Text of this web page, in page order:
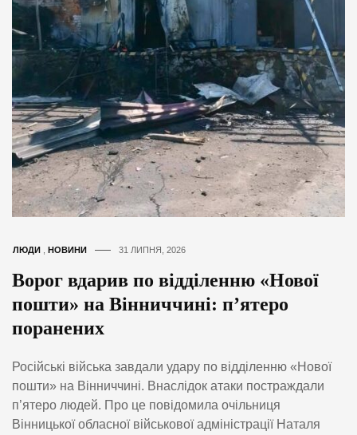
ЛЮДИ НОВИНИ 31 ЛИПНЯ, 2026
Ворог вдарив по відділенню «Нової
пошти» на Вінниччині: п’ятеро
поранених
Російські війська завдали удару по відділенню «Нової
пошти» на Вінниччині. Внаслідок атаки постраждали
п’ятеро людей. Про це повідомила очільниця
Вінницької обласної військової адміністрації Наталя